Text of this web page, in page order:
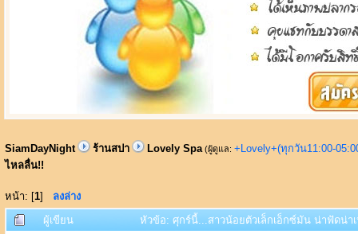
SiamDayNight ร้านสปา Lovely Spa (ผู้ดูแล: +Lovely+(ทุกวัน11:00-
ไหลลื่น!!
หน้า: [1] ลงล่าง
ผู้เขียน
หัวข้อ: ศุกร์นี้...สาวน้อยตัวเล็กเอ็กซ์มัน น่าฟัดน่า